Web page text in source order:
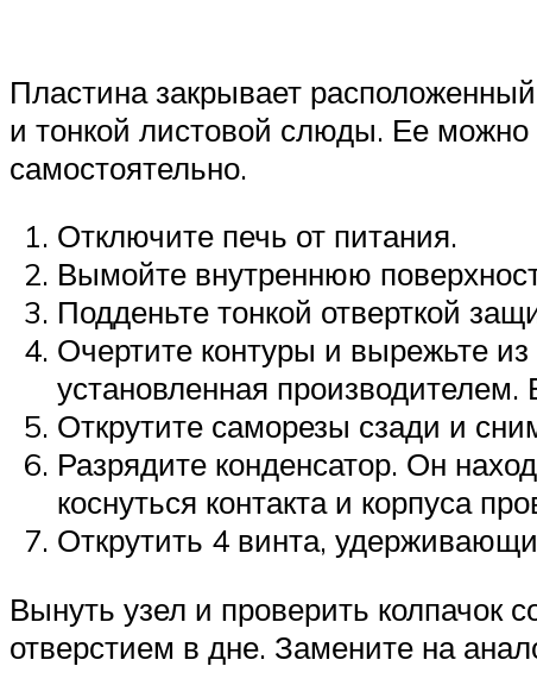
Пластина закрывает
и тонкой листовой слюды. Ее можно
самостоятельно.
Отключите печь от питания.
Вымойте внутреннюю
Подденьте тонкой отверткой
Очертите контуры и вырежьте
установленная
Открутите саморезы сзади и
Разрядите конденсатор. Он
коснуться контакта и корпуса
Открутить 4 винта,
Вынуть узел и проверить
отверстием в дне. Замените на